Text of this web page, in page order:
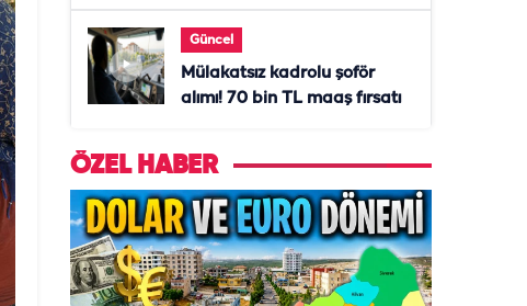
Güncel
Mülakatsız kadrolu şoför
alımı! 70 bin TL maaş fırsatı
ÖZEL HABER